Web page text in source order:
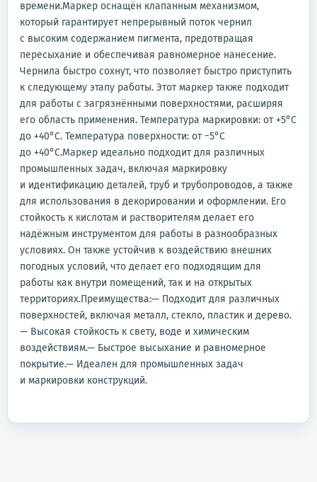
времени.Маркер оснащён клапанным механизмом,
который гарантирует непрерывный поток чернил
с высоким содержанием пигмента, предотвращая
пересыхание и обеспечивая равномерное нанесение.
Чернила быстро сохнут, что позволяет быстро приступить
к следующему этапу работы. Этот маркер также подходит
для работы с загрязнёнными поверхностями, расширяя
его область применения. Температура маркировки: от +5°С
до +40°С. Температура поверхности: от −5°С
до +40°С.Маркер идеально подходит для различных
промышленных задач, включая маркировку
и идентификацию деталей, труб и трубопроводов, а также
для использования в декорировании и оформлении. Его
стойкость к кислотам и растворителям делает его
надёжным инструментом для работы в разнообразных
условиях. Он также устойчив к воздействию внешних
погодных условий, что делает его подходящим для
работы как внутри помещений, так и на открытых
территориях.Преимущества:— Подходит для различных
поверхностей, включая металл, стекло, пластик и дерево.
— Высокая стойкость к свету, воде и химическим
воздействиям.— Быстрое высыхание и равномерное
покрытие.— Идеален для промышленных задач
и маркировки конструкций.